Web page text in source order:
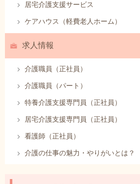
居宅介護支援サービス
ケアハウス（軽費老人ホーム）
求人情報
介護職員（正社員）
介護職員（パート）
特養介護支援専門員（正社員）
居宅介護支援専門員（正社員）
看護師（正社員）
介護の仕事の魅力・やりがいとは？